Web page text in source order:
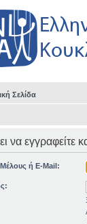
Σελίδα
να εγγραφείτε
ή E-Mail: